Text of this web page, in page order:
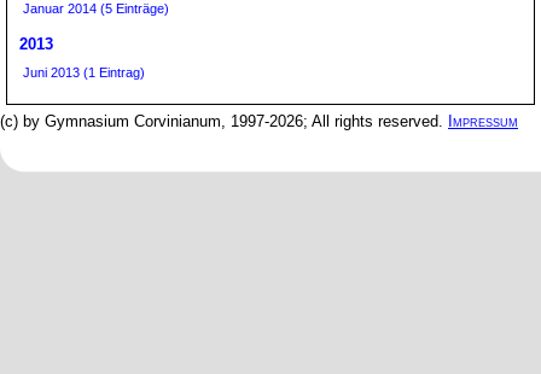
Januar 2014 (5 Einträge)
2013
Juni 2013 (1 Eintrag)
(c) by Gymnasium Corvinianum, 1997-2026; All rights reserved. Impressum